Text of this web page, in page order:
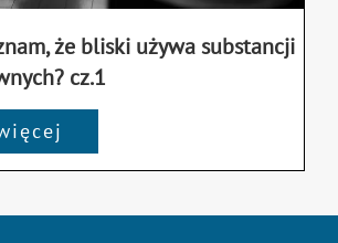
że bliski używa substancji
cz.1